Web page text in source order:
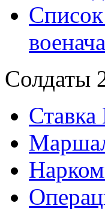
Солдаты